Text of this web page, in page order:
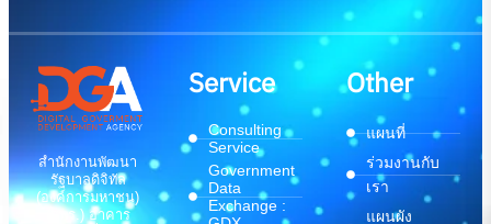
สำนักงานพัฒนา
รัฐบาลดิจิทัล
(องค์การมหาชน)
(สพร.) อาคาร
Service
Consulting
Service
Government
Data
Exchange :
Other
แผนที่
ร่วมงานกับ
เรา
แผนผัง